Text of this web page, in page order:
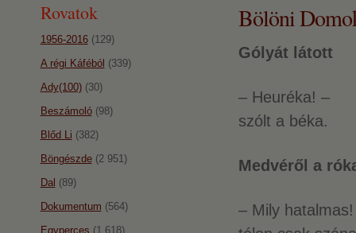
Bölöni
Gólyát látott
– Heuréka! –
szólt a béka.
Medvéről a
– Mily
Rovatok
1956-2016(129)
A régi Káféból (339)
Ady(100)(30)
Beszámoló(98)
Blőd Li (382)
Böngészde(2 951)
Dal (89)
Dokumentum (564)
Egyperces (1 618)